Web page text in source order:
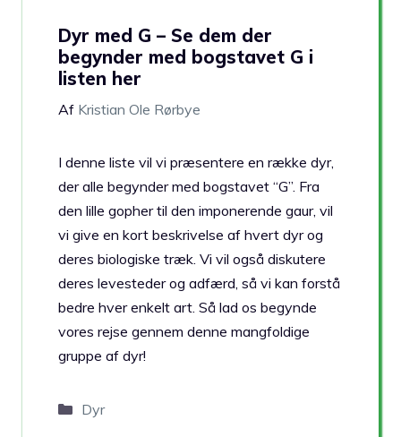
Dyr med G – Se dem der
begynder med bogstavet G i
listen her
Af Kristian Ole Rørbye
I denne liste vil vi præsentere en række dyr,
der alle begynder med bogstavet “G”. Fra
den lille gopher til den imponerende gaur, vil
vi give en kort beskrivelse af hvert dyr og
deres biologiske træk. Vi vil også diskutere
deres levesteder og adfærd, så vi kan forstå
bedre hver enkelt art. Så lad os begynde
vores rejse gennem denne mangfoldige
gruppe af dyr!
Kategorier
Dyr